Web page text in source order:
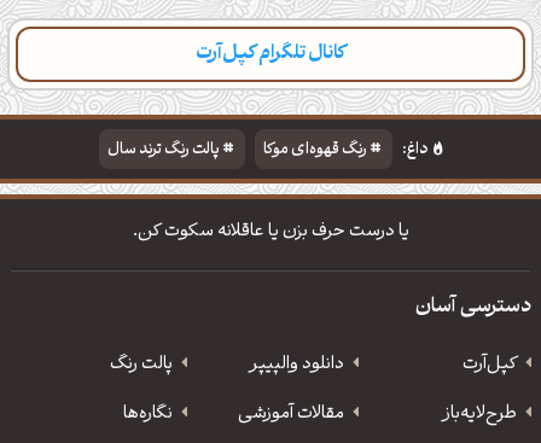
کانال تلگرام کپل‌آرت
دسته‌بندی مطالب تازه تایپوگرافی پالت‌ها
داغ: رنگ قهوه‌ای موکا
پالت رنگ ترند سال
دانلود والپیپر مذهبی
تایپوگرافی شعر مولانا
یا درست حرف بزن یا عاقلانه سکوت کن.
دسترسی آسان
کپل‌آرت دانلود‌ والپیپر
پالت رنگ
طرح‌لایه‌باز
مقالات آموزشی
نگاره‌ها